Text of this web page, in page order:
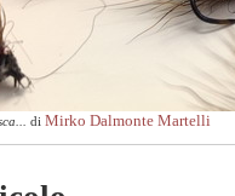
di Mirko Dalmonte Martelli